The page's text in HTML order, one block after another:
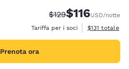
Tariffa di barratura:
$129Tariffa scontata:
$116USD/notte
Tariffa per i soci
Visualizza i
$131 totale
Prenota ora